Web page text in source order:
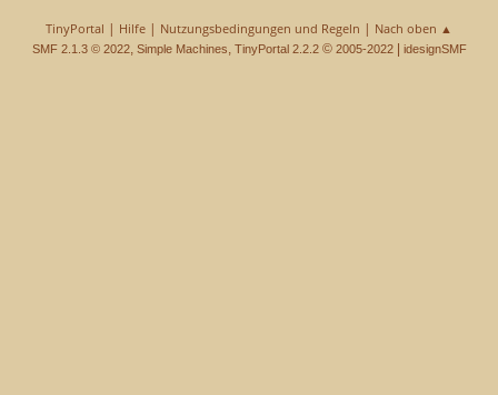
TinyPortal | Hilfe | Nutzungsbedingungen und Regeln | Nach oben ▲
SMF 2.1.3 © 2022, Simple Machines TinyPortal 2.2.2© 2005-2022| idesignSMF